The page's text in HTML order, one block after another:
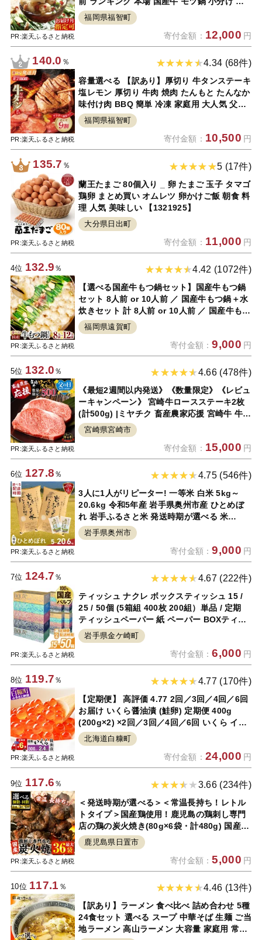
PR:楽天ふるさと納税
凍 送料無料 福岡県 P61-01
福岡県福智町
寄付金額： 12,000 円
140.0 ％
PR:楽天ふるさと納税
4.34 (68件)
容量選べる 【訳あり】厚切り 牛タンステーキ
塩レモン 厚切り 牛肉 焼肉 たんもと たんなか
味付け肉 BBQ 簡単 冷凍 家庭用 大人気 父の
日 福智 手軽 送料無料 P61-41 P61-42
福岡県福智町
寄付金額： 10,500 円
135.7 ％
PR:楽天ふるさと納税
5 (17件)
蘭王たまご 80個入り _ 卵 たまご 玉子 タマゴ
鶏卵 まとめ買い オムレツ 卵かけご飯 朝食 料
理 人気 美味しい 【1321925】
大分県日出町
寄付金額： 11,000 円
4位 132.9 ％
PR:楽天ふるさと納税
4.42 (1072件)
【選べる国産牛もつ鍋セット】国産牛もつ鍋
セット 8人前 or 10人前 ／ 国産牛もつ鍋＋水
炊きセット 計 8人前 or 10人前 ／ 国産牛もつ
鍋ミックスホルモン 8人前 or 12人前 モツ鍋
もつなべ ちゃんぽん 麺 鶏肉 醤油 食べ比べ
福岡県遠賀町
寄付金額：9,000 円
5位 132.0 ％
PR:楽天ふるさと納税
4.66 (478件)
《最短2週間以内発送》《数量限定》《レビュ
ーキャンペーン》 宮崎牛ロースステーキ2枚
(計500g) |ミヤチク 畜産農家応援 宮崎牛 牛肉
国産牛 ブランド牛 和牛 ロース ステーキ 冷凍
小分け 贈答用 贈答 贈り物 焼肉 BBQ グルメ
人気 記念日 誕生日 宮崎 |
宮崎県宮崎市
寄付金額： 15,000 円
6位 127.8 ％
PR:楽天ふるさと納税
4.75 (546件)
3人に1人がリピーター! 一等米 白米 5kg～
20.6kg 令和5年産 岩手県奥州市産 ひとめぼ
れ 岩手ふるさと米 発送時期が選べる 米
5kg×1/10kg×1/5kg×2/10kg×2/5kg×4+300g
×2/10kg×2+300g×2 人気 お米 ふるさと納税
岩手県奥州市
寄付金額：9,000 円
7位 124.7 ％
PR:楽天ふるさと納税
4.67 (222件)
ティッシュ ナクレ ボックスティッシュ 15 /
25 / 50個 (5箱組 400枚 200組）単品 / 定期
ティッシュペーパー 紙 ペーパー BOXティッ
シュ 箱ティッシュ 日用品 生活応援 消耗品 常
備品 雑貨 防災 備蓄 大容量 業務用 岩手県 人
岩手県金ケ崎町
寄付金額：6,000 円
8位 119.7 ％
PR:楽天ふるさと納税
4.77 (170件)
【定期便】 高評価 4.77 2回／3回／4回／6回
お届け いくら醤油漬 (鮭卵) 定期便 400g
(200g×2) ×2回／3回／4回／6回 いくら イク
ラ 鮭いくら 鮭イクラ 醤油漬け 鮭 魚卵 魚 魚
介 小分け 人気 ふるさと納税 海鮮 いくらの町
北海道白糠町
寄付金額：24,000 円
9位 117.6 ％
PR:楽天ふるさと納税
3.66 (234件)
＜発送時期が選べる＞＜常温長持ち！レトル
トタイプ＞国産鶏使用！鹿児島の鶏刺し専門
店の鶏の炭火焼き(80g×6袋・計480g) 国産
九州産 鶏肉 とり肉 お肉 炭火焼 レトルト 常
温 常温保存 おかず おつまみ メール便【末永
鹿児島県日置市
寄付金額：5,000 円
10位 117.1 ％ 4.46 (13件)
【訳あり】ラーメン 食べ比べ 詰め合わせ 5種
24食セット 選べる スープ 中華そば 生麺 ご当
地ラーメン 高山ラーメン 大容量 家庭用 常備